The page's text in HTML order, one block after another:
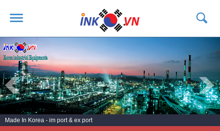
TRANG CHỦ
GIỚI THIỆU
SẢN PHẨM
DỊCH VỤ
TIN TỨC
Made In Korea - im port & ex port